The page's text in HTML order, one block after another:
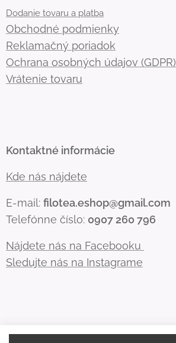
Dodanie tovaru a platba
Obchodné podmienky
Reklamačný poriadok
Ochrana osobných údajov (GDPR)
Vrátenie tovaru
Kontaktné informácie
Kde nás nájdete
E-mail: filotea.eshop@gmail.com
Telefónne číslo: 0907 260 796
Nájdete nás na Facebooku
Sledujte nás na Instagrame